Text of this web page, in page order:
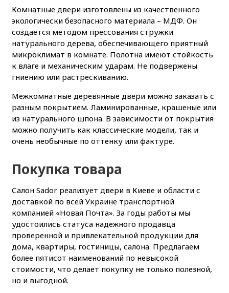
Комнатные двери изготовлены из качественного
экологически безопасного материала – МДФ. Он
создается методом прессования стружки
натурального дерева, обеспечивающего приятный
микроклимат в комнате. Полотна имеют стойкость
к влаге и механическим ударам. Не подвержены
гниению или растрескиванию.
Межкомнатные деревянные двери можно заказать с
разным покрытием. Ламинированные, крашеные или
из натурального шпона. В зависимости от покрытия
можно получить как классические модели, так и
очень необычные по оттенку или фактуре.
Покупка товара
Салон Sador реализует двери в Киеве и области с
доставкой по всей Украине транспортной
компанией «Новая Почта». За годы работы мы
удостоились статуса надежного продавца
проверенной и привлекательной продукции для
дома, квартиры, гостиницы, салона. Предлагаем
более пятисот наименований по невысокой
стоимости, что делает покупку не только полезной,
но и выгодной.